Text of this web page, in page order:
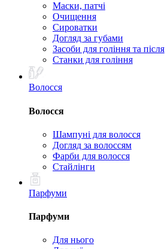
Маски, патчі
Очищення
Сироватки
Догляд за губами
Засоби для гоління та після
Станки для гоління
Волосся
Волосся
Шампуні для волосся
Догляд за волоссям
Фарби для волосся
Стайлінги
Парфуми
Парфуми
Для нього